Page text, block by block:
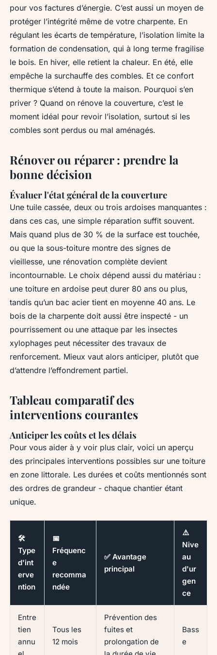
pour vos factures d’énergie. C’est aussi un moyen de
protéger l’intégrité même de votre charpente. En
régulant les écarts de température, l’isolation limite la
formation de condensation, qui à long terme fragilise
le bois. En hiver, elle retient la chaleur. En été, elle
empêche la surchauffe des combles. Et ce confort
thermique s’étend à toute la maison. Pourquoi s’en
priver ? Quand on rénove la couverture, c’est le
moment idéal pour revoir l’isolation, surtout si les
combles sont perdus ou mal aménagés.
Rénover ou réparer : prendre la
bonne décision
Évaluer l'état général de la couverture
Une tuile cassée, deux ou trois ardoises manquantes :
dans ces cas, une simple réparation suffit souvent.
Mais quand plus de 30 % de la surface est touchée,
ou que la sous-toiture montre des signes de
vieillesse, une rénovation complète devient
incontournable. Le choix dépend aussi du matériau :
une toiture en ardoise peut durer 80 ans ou plus,
tandis qu’un bac acier tient en moyenne 40 ans. Le
bois de la charpente doit aussi être inspecté - un
pourrissement ou une attaque par les insectes
xylophages peut nécessiter des travaux de
renforcement. Mieux vaut alors anticiper, plutôt que
d’attendre l’effondrement partiel.
Tableau comparatif des
interventions courantes
Anticiper les coûts et les délais
Pour vous aider à y voir plus clair, voici un aperçu
des principales interventions possibles sur une toiture
en zone littorale. Les durées et coûts mentionnés sont
des ordres de grandeur - chaque chantier étant
unique.
🛠️
Type
d'int
erve
ntion
📅
Fréquenc
e
recomma
ndée
✅ Avantage
principal
⚠️
Nive
au
d'ur
gen
ce
Entre
tien
annu
Tous les
12 mois
Prévention des
fuites et
prolongation de
Bass
e